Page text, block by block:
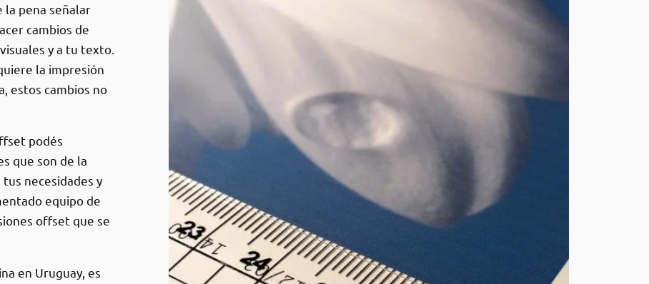
la pena señalar
cambios de
y a tu texto.
la impresión
estos cambios no
podés
que son de la
necesidades y
equipo de
offset que se
en Uruguay, es